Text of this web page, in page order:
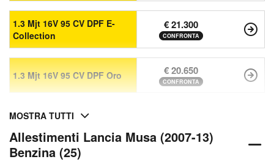
1.3 Mjt 16V 95 CV DPF E-
Collection
€ 21.300
CONFRONTA
1.3 Mjt 16V 95 CV DPF Oro € 20.650
CONFRONTA
MOSTRA TUTTI
Allestimenti Lancia Musa (2007-13)
Benzina (25)